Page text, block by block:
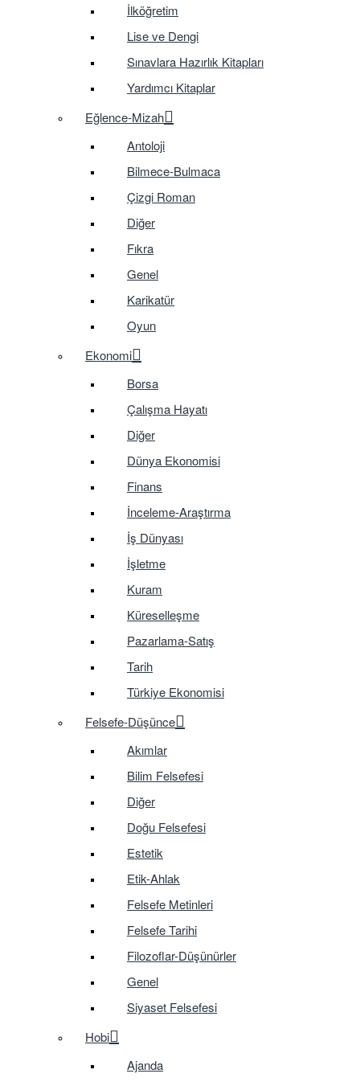
İlköğretim
Lise ve Dengi
Sınavlara Hazırlık Kitapları
Yardımcı Kitaplar
Eğlence-Mizah
Antoloji
Bilmece-Bulmaca
Çizgi Roman
Diğer
Fıkra
Genel
Karikatür
Oyun
Ekonomi
Borsa
Çalışma Hayatı
Diğer
Dünya Ekonomisi
Finans
İnceleme-Araştırma
İş Dünyası
İşletme
Kuram
Küreselleşme
Pazarlama-Satış
Tarih
Türkiye Ekonomisi
Felsefe-Düşünce
Akımlar
Bilim Felsefesi
Diğer
Doğu Felsefesi
Estetik
Etik-Ahlak
Felsefe Metinleri
Felsefe Tarihi
Filozoflar-Düşünürler
Genel
Siyaset Felsefesi
Hobi
Ajanda